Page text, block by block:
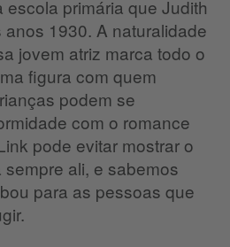
primária que Judith
1930. A naturalidade
jovem atriz marca todo o
figura com quem
podem se
com o romance
pode evitar mostrar o
ali, e sabemos
para as pessoas que